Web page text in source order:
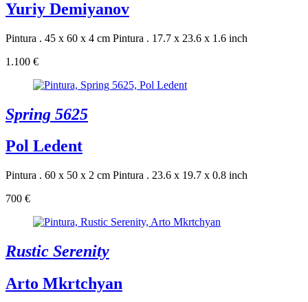
Yuriy Demiyanov
Pintura . 45 x 60 x 4 cm Pintura . 17.7 x 23.6 x 1.6 inch
1.100 €
Spring 5625
Pol Ledent
Pintura . 60 x 50 x 2 cm Pintura . 23.6 x 19.7 x 0.8 inch
700 €
Rustic Serenity
Arto Mkrtchyan